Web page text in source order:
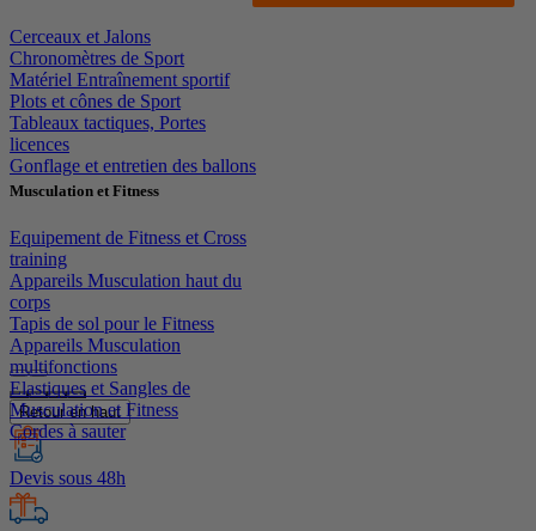
Cerceaux et Jalons
Chronomètres de Sport
Matériel Entraînement sportif
Plots et cônes de Sport
Tableaux tactiques, Portes
licences
Gonflage et entretien des ballons
Musculation et Fitness
Equipement de Fitness et Cross
training
Appareils Musculation haut du
corps
Tapis de sol pour le Fitness
Appareils Musculation
multifonctions
Elastiques et Sangles de
Musculation et Fitness
Cordes à sauter
Retour en haut
Devis sous 48h